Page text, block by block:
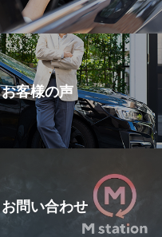
お客様の声
お問い合わせ